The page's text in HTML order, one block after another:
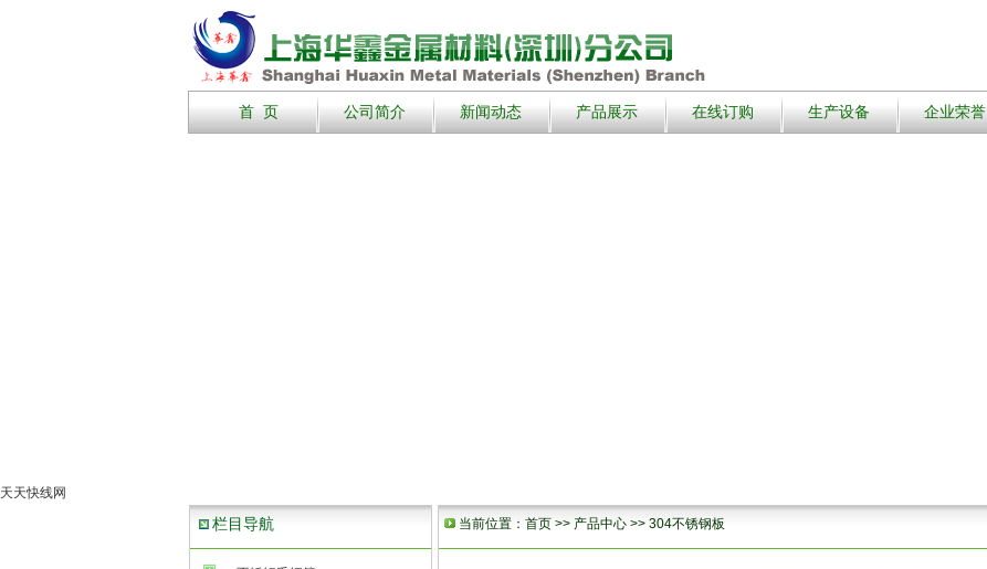
首 页 公司简介 新闻动态 产品展示 在线订购 生产设备 企业荣誉
天天快线网
栏目导航 当前位置： 首页 >> 产品中心 >> 304不锈钢板